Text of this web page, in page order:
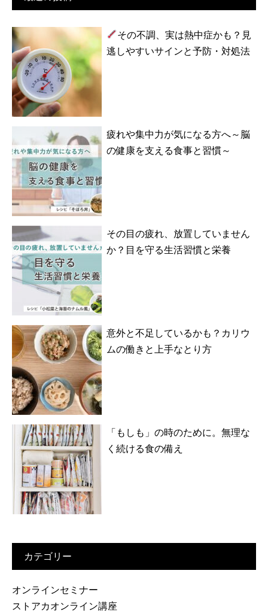
その不調、実は熱中症かも？見
逃しやすいサインと予防・対処法
疲れや集中力が気になる方へ～脳
の健康を支える食事と習慣～
その目の疲れ、放置していません
か？目を守る生活習慣と栄養
意外と不足しているかも？カリウ
ムの働きと上手なとり方
「もしも」の時のために。無理な
く続ける食の備え
カテゴリー
オンラインセミナー
ストアカオンライン講座